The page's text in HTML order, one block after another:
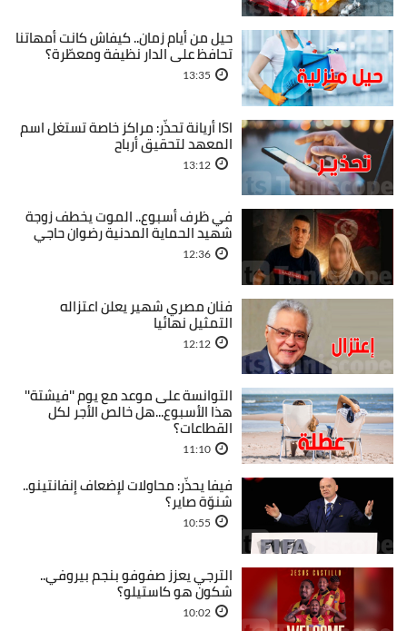
حيل من أيام زمان.. كيفاش كانت أمهاتنا
تحافظ على الدار نظيفة ومعطّرة؟
13:35
ISI أريانة تحذّر: مراكز خاصة تستغل اسم
المعهد لتحقيق أرباح
13:12
في ظرف أسبوع.. الموت يخطف زوجة
شهيد الحماية المدنية رضوان حاجي
12:36
فنان مصري شهير يعلن اعتزاله
التمثيل نهائيا
12:12
التوانسة على موعد مع يوم ''فيشتة''
هذا الأسبوع...هل خالص الأجر لكل
القطاعات؟
11:10
فيفا يحذّر: محاولات لإضعاف إنفانتينو..
شنوّة صاير؟
10:55
الترجي يعزز صفوفو بنجم بيروفي..
شكون هو كاستيلو؟
10:02